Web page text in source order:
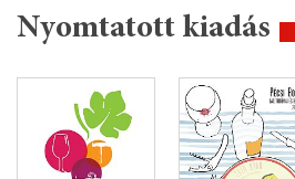
Nyomtatott kiadás